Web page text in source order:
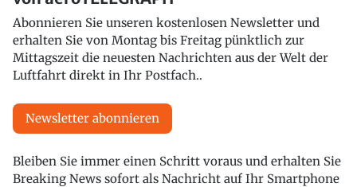
Abonnieren Sie unseren kostenlosen Newsletter und
erhalten Sie von Montag bis Freitag pünktlich zur
Mittagszeit die neuesten Nachrichten aus der Welt der
Luftfahrt direkt in Ihr Postfach..
Newsletter abonnieren
Bleiben Sie immer einen Schritt voraus und erhalten Sie
Breaking News sofort als Nachricht auf Ihr Smartphone